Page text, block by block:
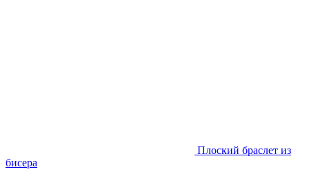
Плоский браслет из
бисера